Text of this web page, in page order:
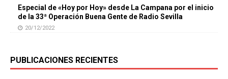
Especial de «Hoy por Hoy» desde La Campana por el inicio
de la 33ª Operación Buena Gente de Radio Sevilla
20/12/2022
PUBLICACIONES RECIENTES